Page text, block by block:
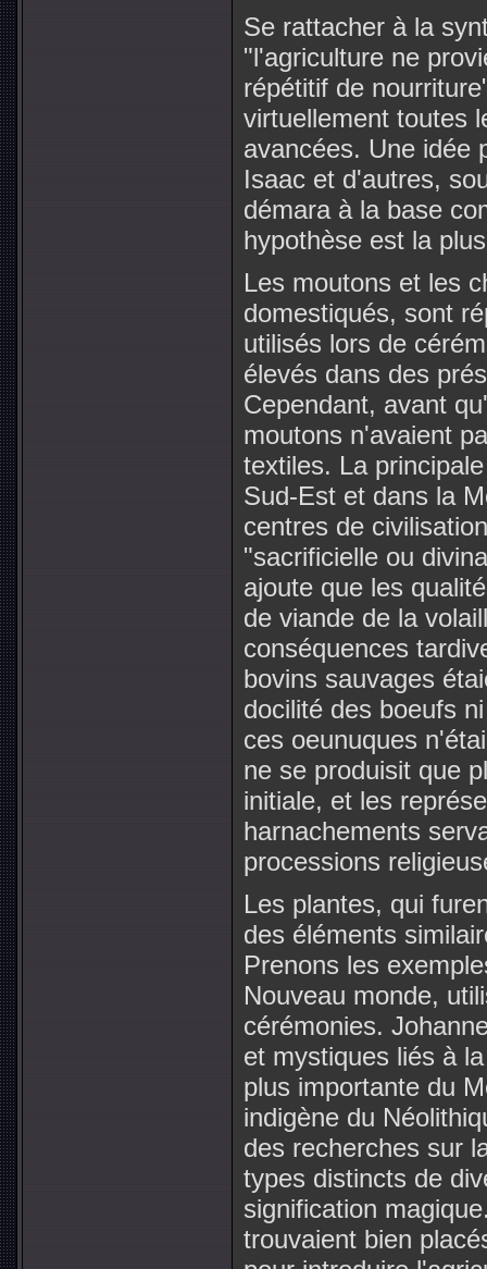
Se rattacher à la
"l'agriculture ne
répétitif de
virtuellement toutes
avancées. Une idée
Isaac et d'autres,
démara à la base
hypothèse est la
Les moutons et les
domestiqués, sont
utilisés lors de
élevés dans des
Cependant, avant
moutons n'avaient
textiles. La
Sud-Est et dans la
centres de
"sacrificielle ou
ajoute que les
de viande de la
conséquences
bovins sauvages
docilité des boeufs
ces oeunuques
ne se produisit que
initiale, et les
harnachements
processions
Les plantes, qui
des éléments
Prenons les
Nouveau monde,
cérémonies.
et mystiques liés à
plus importante du
indigène du
des recherches sur
types distincts de
signification
trouvaient bien